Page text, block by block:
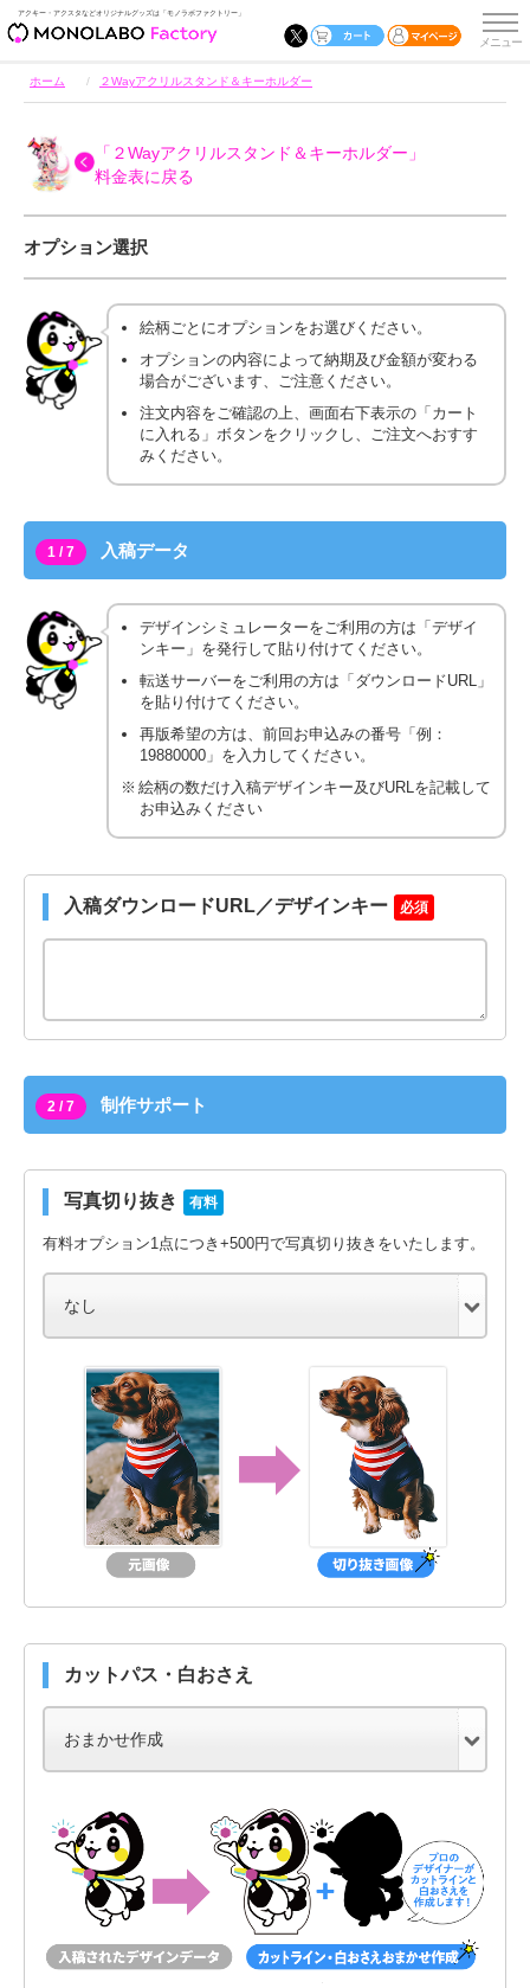
アクキー・アクスタなどオリジナルグッズは「モノラボファクトリー」
ホーム ２Wayアクリルスタンド＆キーホルダー
「２Wayアクリルスタンド＆キーホルダー」
料金表に戻る
オプション選択
絵柄ごとにオプションをお選びください。
オプションの内容によって納期及び金額が変わる
場合がございます、ご注意ください。
注文内容をご確認の上、画面右下表示の「カート
に入れる」ボタンをクリックし、ご注文へおすす
みください。
1 / 7 入稿データ
デザインシミュレーターをご利用の方は「デザイ
ンキー」を発行して貼り付けてください。
転送サーバーをご利用の方は「ダウンロードURL」
を貼り付けてください。
再版希望の方は、前回お申込みの番号「例：
19880000」を入力してください。
絵柄の数だけ入稿デザインキー及びURLを記載して
お申込みください
入稿ダウンロードURL／デザインキー 必須
2 / 7 制作サポート
写真切り抜き 有料
有料オプション1点につき+500円で写真切り抜きをいたします。
カットパス・白おさえ